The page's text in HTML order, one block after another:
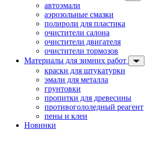
автоэмали
аэрозольные смазки
полироли для пластика
очистители салона
очистители двигателя
очистители тормозов
Материалы для зимних работ
краски для штукатурки
эмали для металла
грунтовки
пропитки для древесины
противогололедный реагент
пены и клеи
Новинки